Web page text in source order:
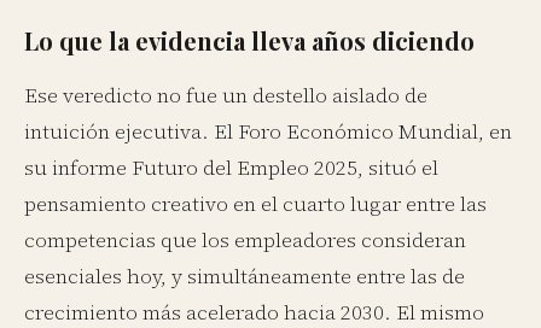
Lo que la evidencia lleva años diciendo
Ese veredicto no fue un destello aislado de
intuición ejecutiva. El Foro Económico Mundial, en
su informe Futuro del Empleo 2025, situó el
pensamiento creativo en el cuarto lugar entre las
competencias que los empleadores consideran
esenciales hoy, y simultáneamente entre las de
crecimiento más acelerado hacia 2030. El mismo